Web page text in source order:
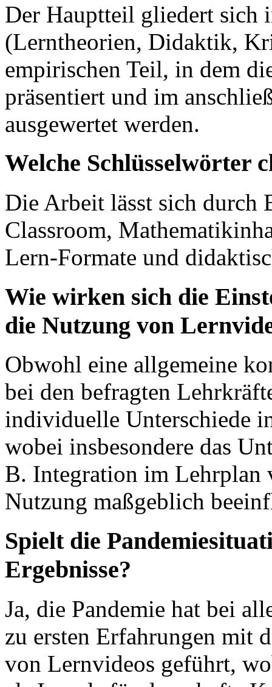
Der Hauptteil gliedert sich
(Lerntheorien, Didaktik,
empirischen Teil, in dem
präsentiert und im
ausgewertet werden.
Welche Schlüsselwörter
Die Arbeit lässt sich durch
Classroom,
Lern-Formate und
Wie wirken sich die
die Nutzung von
Obwohl eine allgemeine
bei den befragten
individuelle Unterschiede
wobei insbesondere das
B. Integration im Lehrplan
Nutzung maßgeblich
Spielt die
Ergebnisse?
Ja, die Pandemie hat bei
zu ersten Erfahrungen mit
von Lernvideos geführt,